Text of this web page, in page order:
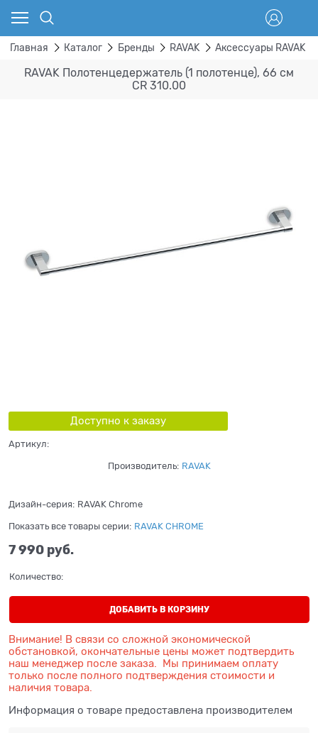
Главная Каталог Бренды RAVAK Аксессуары RAVAK
RAVAK Полотенцедержатель (1 полотенце), 66 см
CR 310.00
Доступно к заказу
Артикул:
Производитель: RAVAK
Дизайн-серия: RAVAK Chrome
Показать все товары серии: RAVAK CHROME
7 990 руб.
Количество:
ДОБАВИТЬ В КОРЗИНУ
Внимание! В связи со сложной экономической
обстановкой, окончательные цены может подтвердить
наш менеджер после заказа. Мы принимаем оплату
только после полного подтверждения стоимости и
наличия товара.
Информация о товаре предоставлена производителем